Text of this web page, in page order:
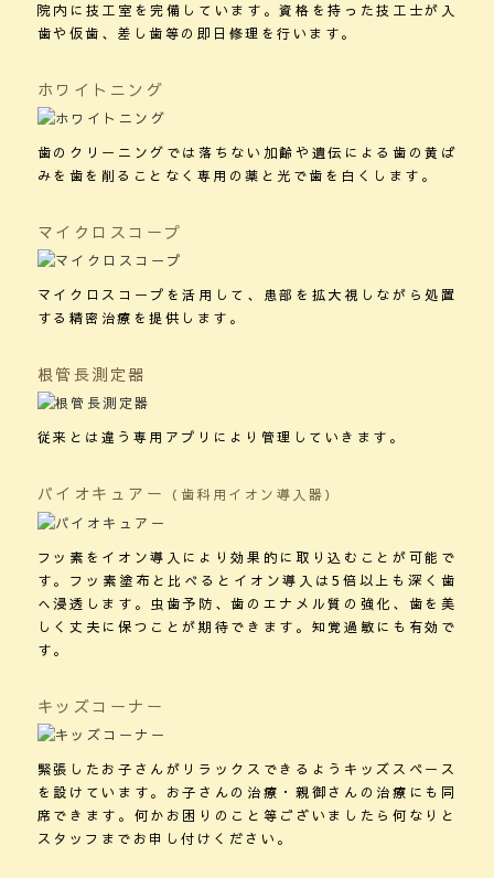
院内に技工室を完備しています。資格を持った技工士が入
歯や仮歯、差し歯等の即日修理を行います。
ホワイトニング
歯のクリーニングでは落ちない加齢や遺伝による歯の黄ば
みを歯を削ることなく専用の薬と光で歯を白くします。
マイクロスコープ
マイクロスコープを活用して、患部を拡大視しながら処置
する精密治療を提供します。
根管長測定器
従来とは違う専用アプリにより管理していきます。
パイオキュアー （歯科用イオン導入器）
フッ素をイオン導入により効果的に取り込むことが可能で
す。フッ素塗布と比べるとイオン導入は5倍以上も深く歯
へ浸透します。虫歯予防、歯のエナメル質の強化、歯を美
しく丈夫に保つことが期待できます。知覚過敏にも有効で
す。
キッズコーナー
緊張したお子さんがリラックスできるようキッズスペース
を設けています。お子さんの治療・親御さんの治療にも同
席できます。何かお困りのこと等ございましたら何なりと
スタッフまでお申し付けください。